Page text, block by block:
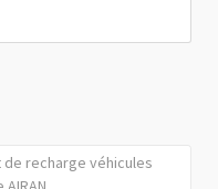
de recharge véhicules